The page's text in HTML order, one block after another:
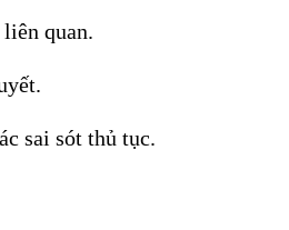
quan.
sai sót thủ tục.